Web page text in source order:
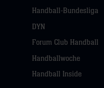
Handball-Bundesliga
DYN
Forum Club Handball
Handballwoche
Handball Inside